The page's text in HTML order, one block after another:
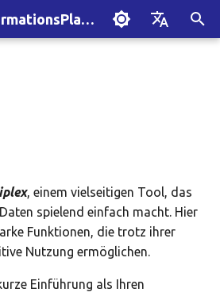
Cortex-InformationsPlattform Online-Dokumentation
, einem vielseitigen Tool, das
spielend einfach macht. Hier
Funktionen, die trotz ihrer
Nutzung ermöglichen.
Einführung als Ihren